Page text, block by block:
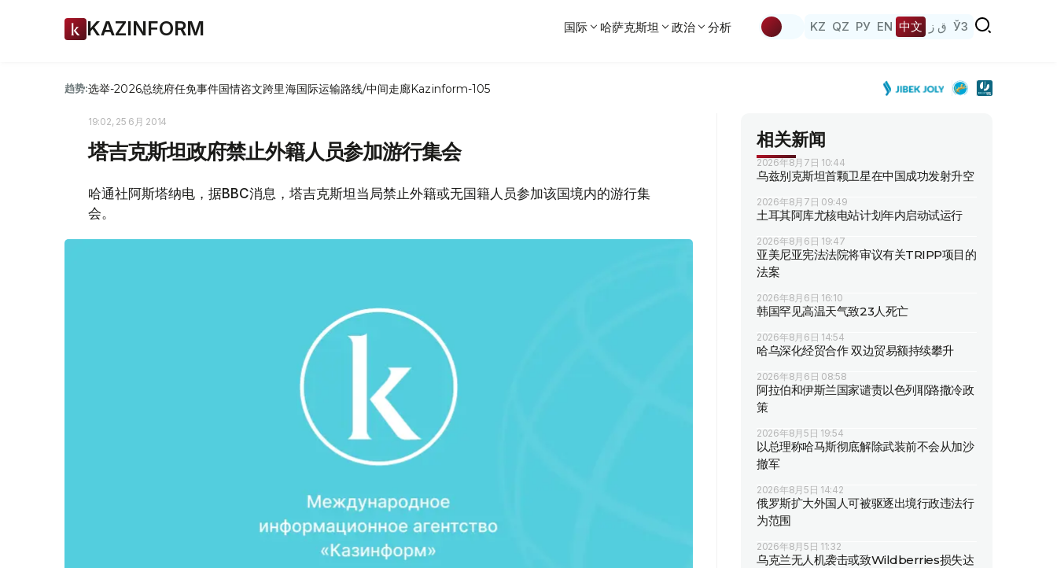
KAZINFORM 国际 哈萨克斯坦 政治 分析 KZ QZ РУ EN 中文 ق ز ЎЗ
趋势:选举-2026总统府任免事件国情咨文跨里海国际运输路线/中间走廊Kazinform-105
19:02, 25 6月 2014
塔吉克斯坦政府禁止外籍人员参加游行集会
哈通社阿斯塔纳电，据BBC消息，塔吉克斯坦当局禁止外籍或无国籍人员参加该国境内的游行集
会。
相关新闻
2026年8月7日 10:44
乌兹别克斯坦首颗卫星在中国成功发射升空
2026年8月7日 09:49
土耳其阿库尤核电站计划年内启动试运行
2026年8月6日 19:47
亚美尼亚宪法法院将审议有关TRIPP项目的
法案
2026年8月6日 16:10
韩国罕见高温天气致23人死亡
2026年8月6日 14:54
哈乌深化经贸合作 双边贸易额持续攀升
2026年8月6日 08:58
阿拉伯和伊斯兰国家谴责以色列耶路撒冷政
策
2026年8月5日 19:54
以总理称哈马斯彻底解除武装前不会从加沙
撤军
2026年8月5日 14:42
俄罗斯扩大外国人可被驱逐出境行政违法行
为范围
2026年8月5日 11:32
乌克兰无人机袭击或致Wildberries损失达